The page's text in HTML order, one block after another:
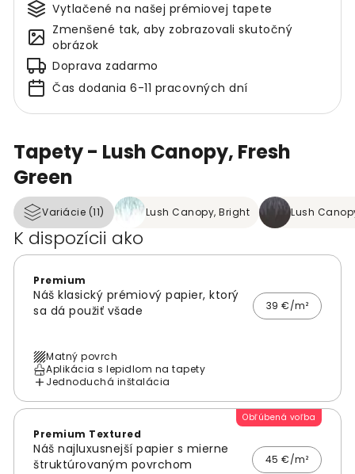
Tapety - Lush Canopy, Fresh
Green
Variácie (11) Lush Canopy, Bright Lush
K dispozícii ako
Premium
Náš klasický prémiový papier, ktorý
sa dá použiť všade
39 €/m²
Matný povrch
Aplikácia s lepidlom na tapety
Jednoduchá inštalácia
Obľúbená voľba
Premium Textured
Náš najluxusnejší papier s mierne
štruktúrovaným povrchom
45 €/m²
Vytlačené na našej prémiovej tapete
Zmenšené tak, aby zobrazovali skutočný
obrázok
Doprava zadarmo
Čas dodania 6-11 pracovných dní